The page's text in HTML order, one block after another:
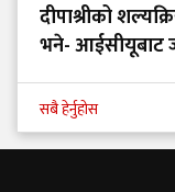
दीपाश्रीको
भने- आईसीयूबाट
सबै हेर्नुहोस